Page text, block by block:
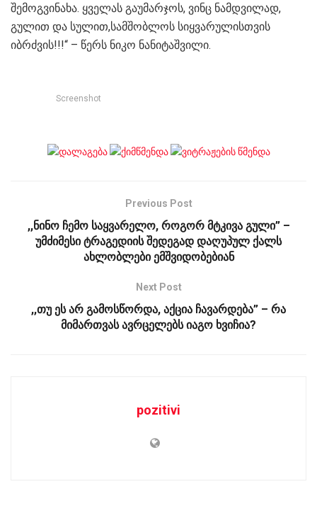
შემოგვინახა. ყველას გაუმარჯოს, ვინც ნამდვილად,
გულით და სულით,სამშობლოს სიყვარულისთვის
იბრძვის!!!“ – წერს ნიკო ნანიტაშვილი.
Screenshot
Previous Post
,,ნინო ჩემო საყვარელო, როგორ მტკივა გული” –
უმძიმესი ტრაგედიის შედეგად დაღუპულ ქალს
ახლობლები ემშვიდობებიან
Next Post
,,თუ ეს არ გამოსწორდა, აქცია ჩავარდება” – რა
მიმართვას ავრცელებს იაგო ხვიჩია?
pozitivi